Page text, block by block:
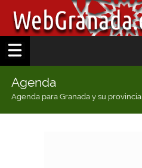
Agenda
Agenda para Granada y su provincia